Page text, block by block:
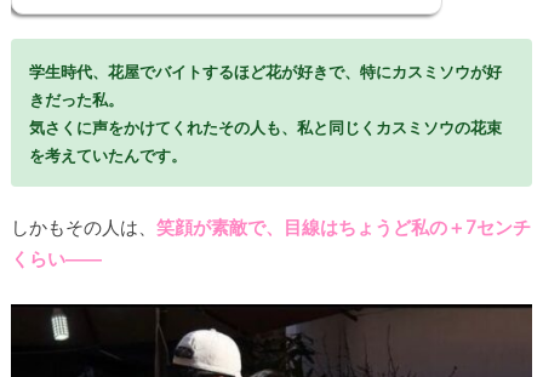
学生時代、花屋でバイトするほど花が好きで、特にカスミソウが好
きだった私。
気さくに声をかけてくれたその人も、私と同じくカスミソウの花束
を考えていたんです。
しかもその人は、 笑顔が素敵で、目線はちょうど私の＋7センチ
くらい――